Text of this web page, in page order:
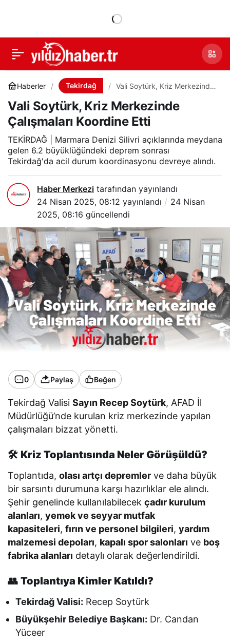
Haberler Tekirdağ
Vali Soytürk, Kriz Merkezinde
Vali Soytürk, Kriz Merkezinde
Çalışmaları Koordine Etti
TEKİRDAĞ | Marmara Denizi Silivri açıklarında meydana
gelen 6.2 büyüklüğündeki deprem sonrası
Tekirdağ'da acil durum koordinasyonu devreye alındı.
Haber Merkezi tarafından yayınlandı
24 Nisan 2025, 08:12 yayınlandı
24 Nisan
2025, 08:16 güncellendi
0 Paylaş Beğen
Tekirdağ ValisiSayın Recep Soytürk, AFAD İl
Müdürlüğü’nde kurulan kriz merkezinde yapılan
çalışmaları bizzat yönetti.
🛠️ Kriz Toplantısında Neler Görüşüldü?
Toplantıda,olası artçı depremler ve daha büyük
bir sarsıntı durumuna karşı hazırlıklar ele alındı.
Şehir genelinde kullanılabilecekçadır kurulum
alanları,yemek ve seyyar mutfak
kapasiteleri,fırın ve personel bilgileri,yardım
malzemesi depoları, kapalı spor salonları ve boş
fabrika alanları detaylı olarak değerlendirildi.
👥 Toplantıya Kimler Katıldı?
Tekirdağ Valisi: Recep Soytürk
Büyükşehir Belediye Başkanı: Dr. Candan
Yüceer